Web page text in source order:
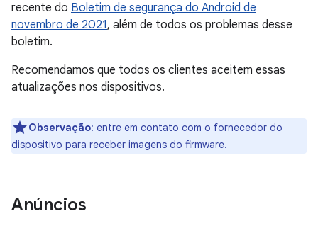
recente do Boletim de segurança do Android de
novembro de 2021, além de todos os problemas desse
boletim.
Recomendamos que todos os clientes aceitem essas
atualizações nos dispositivos.
Observação: entre em contato com o fornecedor do
dispositivo para receber imagens do firmware.
Anúncios